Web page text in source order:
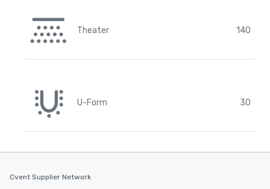
Theater 140
U-Form 30
Cvent Supplier Network